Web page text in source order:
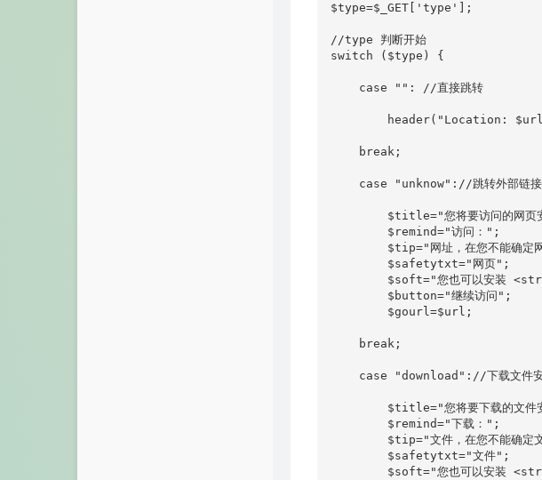
$type=$_GET['type'];
//type 判断开始
switch ($type) {
    case "": //直接跳转
header("Location:
    break;
case "unknow"://跳转外部链接
$title="您将要访问的网页
        $remind="访问：";
$tip="网址，在您不能确定网
        $safetytxt="网页";
$soft="您也可以安装
        $button="继续访问";
        $gourl=$url;
    break;
case "download"://下载文件安
$title="您将要下载的文件
        $remind="下载：";
$tip="文件，在您不能确定
        $safetytxt="文件";
$soft="您也可以安装